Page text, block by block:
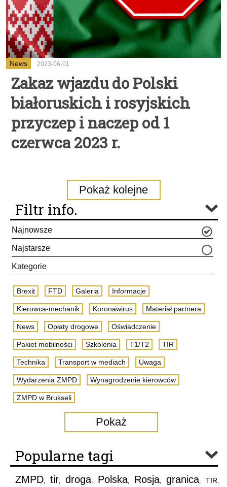
News 2023-06-01
Zakaz wjazdu do Polski
białoruskich i rosyjskich
przyczep i naczep od 1
czerwca 2023 r.
Pokaż kolejne
Filtr info.
Najnowsze
Najstarsze
Kategorie
Brexit FTD Galeria Informacje
Kierowca-mechanik Koronawirus Materiał partnera
News Opłaty drogowe Oświadczenie
Pakiet mobilności Szkolenia T1/T2 TIR
Technika Transport w mediach Uwaga
Wydarzenia ZMPD Wynagrodzenie kierowców
ZMPD w Brukseli
Pokaż
Popularne tagi
ZMPD, tir, droga, Polska, Rosja, granica, TIR,